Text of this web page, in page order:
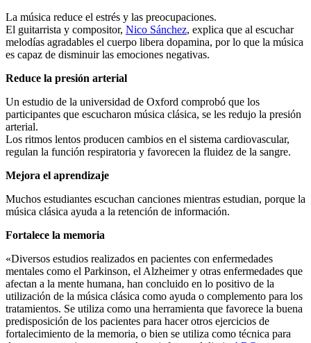
La música reduce el estrés y las preocupaciones.
El guitarrista y compositor, Nico Sánchez, explica que al escuchar
melodías agradables el cuerpo libera dopamina, por lo que la música
es capaz de disminuir las emociones negativas.
Reduce la presión arterial
Un estudio de la universidad de Oxford comprobó que los
participantes que escucharon música clásica, se les redujo la presión
arterial.
Los ritmos lentos producen cambios en el sistema cardiovascular,
regulan la función respiratoria y favorecen la fluidez de la sangre.
Mejora el aprendizaje
Muchos estudiantes escuchan canciones mientras estudian, porque la
música clásica ayuda a la retención de información.
Fortalece la memoria
«Diversos estudios realizados en pacientes con enfermedades
mentales como el Parkinson, el Alzheimer y otras enfermedades que
afectan a la mente humana, han concluido en lo positivo de la
utilización de la música clásica como ayuda o complemento para los
tratamientos. Se utiliza como una herramienta que favorece la buena
predisposición de los pacientes para hacer otros ejercicios de
fortalecimiento de la memoria, o bien se utiliza como técnica para